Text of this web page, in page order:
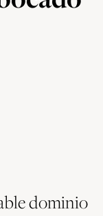
dominio